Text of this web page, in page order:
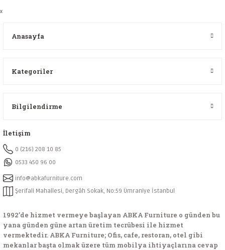
x
Anasayfa
Kategoriler
Bilgilendirme
İletişim
0 (216) 208 10 85
0533 450 96 00
info@abkafurniture.com
Şerifali Mahallesi, Dergâh Sokak, No:59 Ümraniye İstanbul
1992’de hizmet vermeye başlayan ABKA Furniture o günden bu
yana günden güne artan üretim tecrübesi ile hizmet
vermektedir. ABKA Furniture; Ofis, cafe, restoran, otel gibi
mekanlar başta olmak üzere tüm mobilya ihtiyaçlarına cevap